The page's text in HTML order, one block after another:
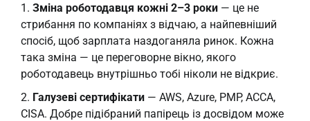
Зміна роботодавця кожні 2–3 роки — це не
стрибання по компаніях з відчаю, а найпевніший
спосіб, щоб зарплата наздоганяла ринок. Кожна
така зміна — це переговорне вікно, якого
роботодавець внутрішньо тобі ніколи не відкриє.
Галузеві сертифікати — AWS, Azure, PMP, ACCA,
CISA. Добре підібраний папірець із досвідом може